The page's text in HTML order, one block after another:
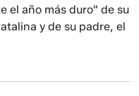
el año más duro" de su
y de su padre, el